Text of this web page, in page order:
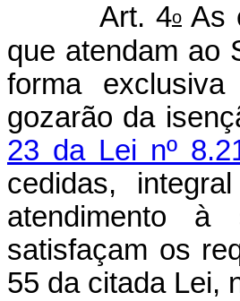
Art. 4oAs
que atendam ao
forma
gozarão da
23 da Lei nº
cedidas,
atendimento à
satisfaçam os
55 da citada Lei,